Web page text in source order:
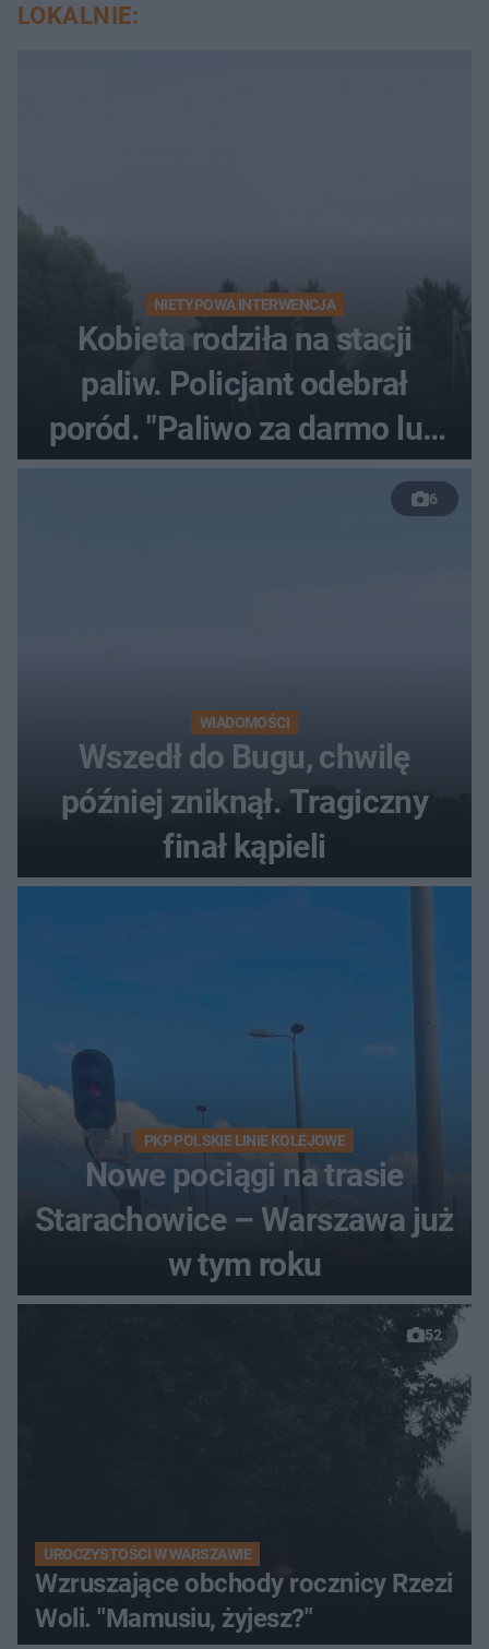
LOKALNIE:
NIETYPOWA INTERWENCJA
Kobieta rodziła na stacji
paliw. Policjant odebrał
poród. "Paliwo za darmo lub
50 %!"
6
WIADOMOŚCI
Wszedł do Bugu, chwilę
później zniknął. Tragiczny
finał kąpieli
PKP POLSKIE LINIE KOLEJOWE
Nowe pociągi na trasie
Starachowice – Warszawa już
w tym roku
52
UROCZYSTOŚCI W WARSZAWIE
Wzruszające obchody rocznicy Rzezi
Woli. "Mamusiu, żyjesz?"